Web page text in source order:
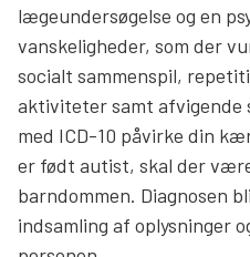
lægeundersøgelse og en
vanskeligheder, som der
socialt sammenspil,
aktiviteter samt afvigende
med ICD-10 påvirke din
er født autist, skal der
barndommen. Diagnosen
indsamling af oplysninger